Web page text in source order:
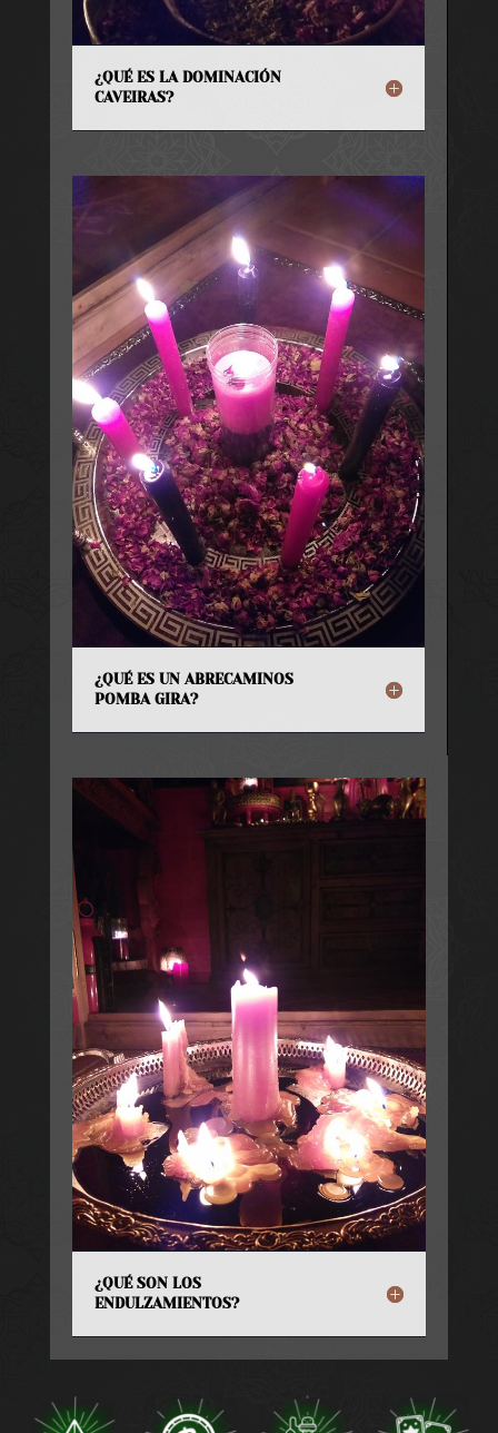
¿QUÉ ES LA DOMINACIÓN
CAVEIRAS?
¿QUÉ ES UN ABRECAMINOS
POMBA GIRA?
¿QUÉ SON LOS
ENDULZAMIENTOS?